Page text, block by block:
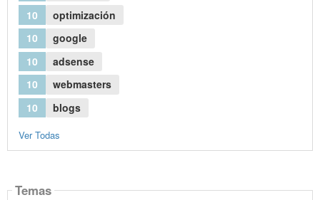
10
optimización
10
google
10
adsense
10
webmasters
10
blogs
Ver Todas
Temas